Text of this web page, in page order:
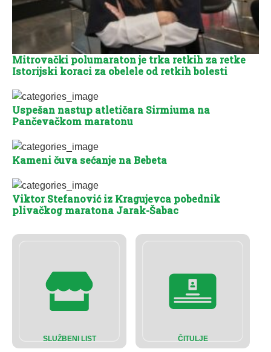
SLUŽBENI LIST ČITULJE
Mitrovački polumaraton je trka retkih za retke
Istorijski koraci za obelele od retkih bolesti
Uspešan nastup atletičara Sirmiuma na
Pančevačkom maratonu
Kameni čuva sećanje na Bebeta
Viktor Stefanović iz Kragujevca pobednik
plivačkog maratona Jarak-Šabac